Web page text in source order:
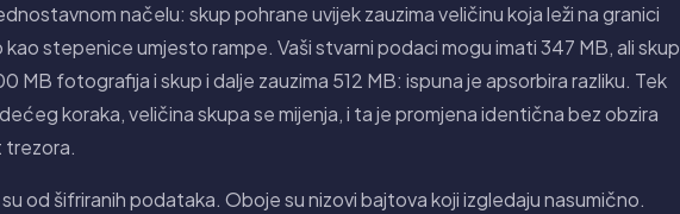
načelu: skup pohrane uvijek zauzima veličinu koja leži na granici
stepenice umjesto rampe. Vaši stvarni podaci mogu imati 347 MB, ali skup
MB fotografija i skup i dalje zauzima 512 MB: ispuna je apsorbira razliku. Tek
koraka, veličina skupa se mijenja, i ta je promjena identična bez obzira
trezora.
od šifriranih podataka. Oboje su nizovi bajtova koji izgledaju nasumično.